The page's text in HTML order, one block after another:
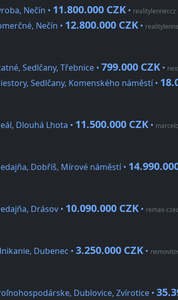
Nečín • 11.800.000 CZK • realitylenner.cz
Nečín • 12.800.000 CZK •
Sedlčany, Třebnice • 799.000 CZK •
Sedlčany, Komenského náměstí •
Dlouhá Lhota • 11.500.000 CZK •
Dobříš, Mírové náměstí •
Drásov • 10.090.000 CZK • remax-
Dubenec • 3.250.000 CZK •
Dublovice, Zvírotice •